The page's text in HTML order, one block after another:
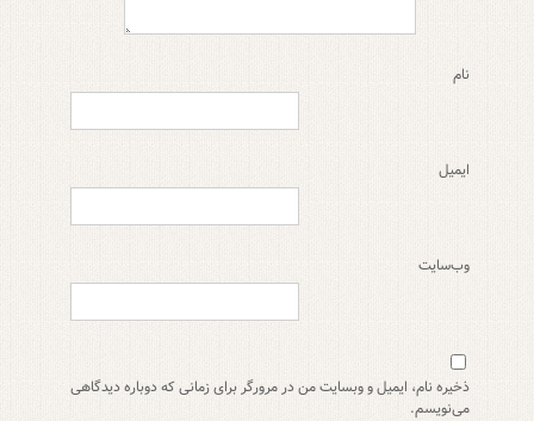
نام
ایمیل
وب‌سایت
ذخیره نام، ایمیل و وبسایت من در مرورگر برای زمانی که دوباره دیدگاهی
می‌نویسم.